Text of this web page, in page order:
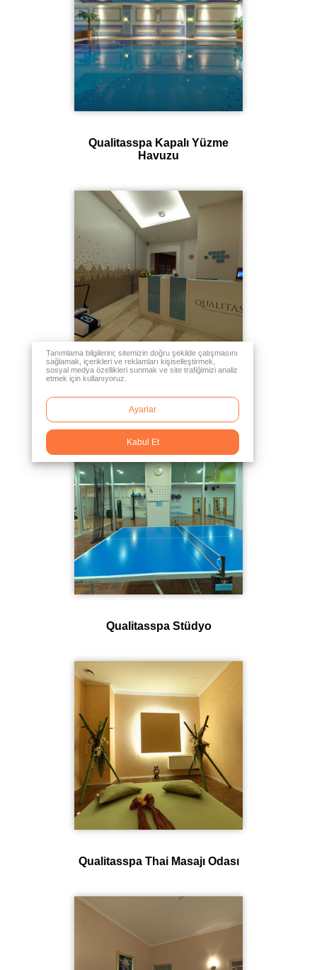
Qualitasspa Kapalı Yüzme
Havuzu
Qualitasspa Stüdyo
Qualitasspa Thai Masajı Odası
Tanımlama bilgilerini; sitemizin doğru şekilde çalışmasını
sağlamak, içerikleri ve reklamları kişiselleştirmek,
sosyal medya özellikleri sunmak ve site trafiğimizi analiz
etmek için kullanıyoruz.
Ayarlar
Kabul Et